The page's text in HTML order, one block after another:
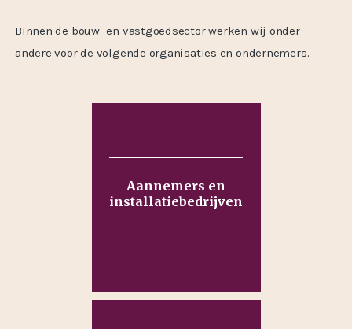
Binnen de bouw- en vastgoedsector werken wij onder
andere voor de volgende organisaties en ondernemers.
Aannemers en
installatiebedrijven